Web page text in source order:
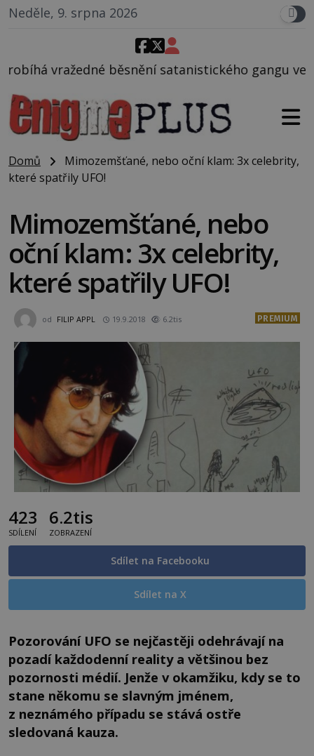
Neděle, 9. srpna 2026
satanistického gangu vedeného Charlesem
Domů
Mimozemšťané, nebo oční klam: 3x celebrity,
které spatřily UFO!
Mimozemšťané, nebo
oční klam: 3x celebrity,
které spatřily UFO!
od FILIP APPL 19.9.2018 6.2tis PREMIUM
423
SDÍLENÍ
6.2tis
ZOBRAZENÍ
Sdílet na Facebooku
Sdílet na X
Pozorování UFO se nejčastěji odehrávají na
pozadí každodenní reality a většinou bez
pozornosti médií. Jenže v okamžiku, kdy se to
stane někomu se slavným jménem,
z neznámého případu se stává ostře
sledovaná kauza.